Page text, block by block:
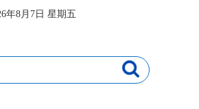
年8月7日 星期五